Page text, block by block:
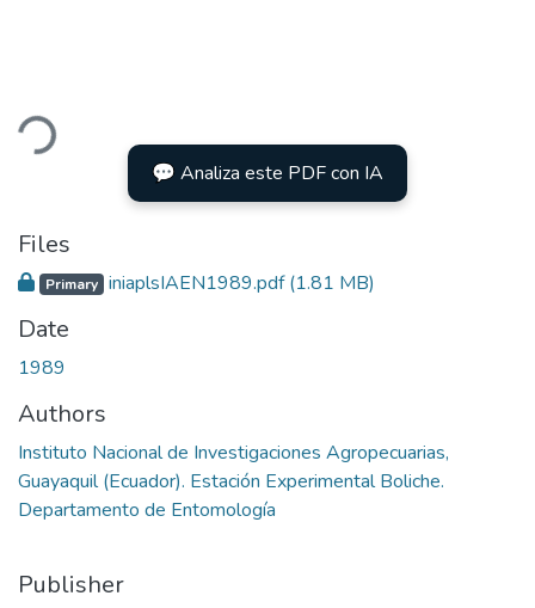
💬 Analiza este PDF con IA
Files
Primary iniaplsIAEN1989.pdf(1.81 MB)
Date
1989
Authors
Instituto Nacional de Investigaciones Agropecuarias,
Guayaquil (Ecuador). Estación Experimental Boliche.
Departamento de Entomología
Publisher